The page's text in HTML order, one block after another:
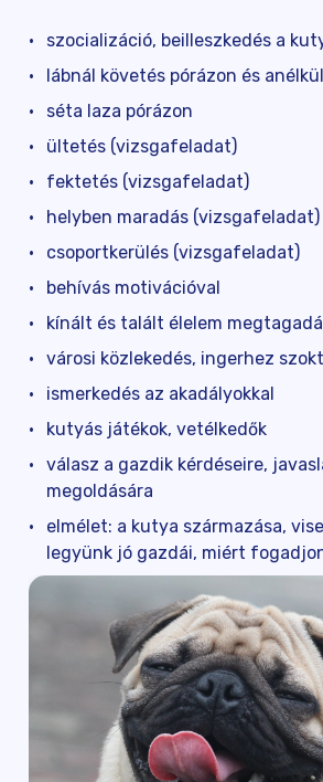
szocializáció, beilleszkedés a
lábnál követés pórázon és
séta laza pórázon
ültetés (vizsgafeladat)
fektetés (vizsgafeladat)
helyben maradás (vizsgafeladat)
csoportkerülés (vizsgafeladat)
behívás motivációval
kínált és talált élelem
városi közlekedés, ingerhez
ismerkedés az akadályokkal
kutyás játékok, vetélkedők
válasz a gazdik kérdéseire,
megoldására
elmélet: a kutya származása,
legyünk jó gazdái, miért